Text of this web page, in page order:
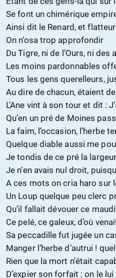
Se font un chimérique
Ainsi dit le Renard, et
On n’osa trop approfondir
Du Tigre, ni de l’Ours, ni
Les moins pardonnables
Tous les gens querelleurs,
Au dire de chacun, étaient
L’Ane vint à son tour et dit :
Qu’en un pré de Moines
La faim, l’occasion, l’herbe
Quelque diable aussi me
Je tondis de ce pré la
Je n’en avais nul droit,
A ces mots on cria haro sur
Un Loup quelque peu clerc
Qu’il fallait dévouer ce
Ce pelé, ce galeux, d’où
Sa peccadille fut jugée un
Manger l’herbe d’autrui !
Rien que la mort n’était
D’expier son forfait : on le